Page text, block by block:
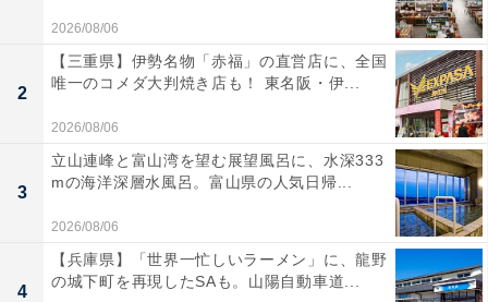
対象者
無印良品メンバー（MUJI Card会員、MUJI.netメンバ
ー、MUJI passport会員、LINEライト会員）
実施店舗
無印良品、MUJI、Found MUJI、MUJI to GO、MUJI
com、ネットストア、Cafe MUJI、Cafe & Meal MUJI、
MUJI Kitchen
2026/08/06
2
【三重県】伊勢名物「赤福」の直営店に、全国
唯一のコメダ大判焼き店も！ 東名阪・伊...
2026/08/06
3
立山連峰と富山湾を望む展望風呂に、水深333
mの海洋深層水風呂。富山県の人気日帰...
2026/08/06
4
【兵庫県】「世界一忙しいラーメン」に、龍野
の城下町を再現したSAも。山陽自動車道...